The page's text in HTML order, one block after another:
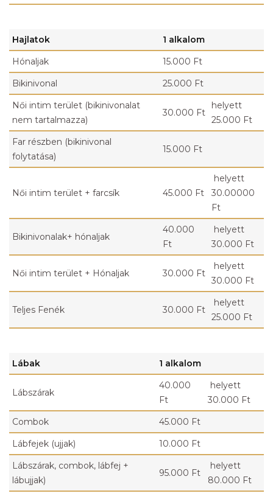
Hajlatok
1 alkalom
Hónaljak
15.000 Ft
Bikinivonal
25.000 Ft
Női intim terület (bikinivonalat
nem tartalmazza)
30.000 Ft
helyett
25.000 Ft
Far részben (bikinivonal
folytatása)
15.000 Ft
Női intim terület + farcsík 45.000 Ft
helyett
30.00000
Ft
Bikinivonalak+ hónaljak
40.000
Ft
helyett
30.000 Ft
Női intim terület + Hónaljak 30.000 Ft
helyett
30.000 Ft
Teljes Fenék 30.000 Ft
helyett
25.000 Ft
Lábak 1 alkalom
Lábszárak
40.000
Ft
helyett
30.000 Ft
Combok
45.000 Ft
Lábfejek (ujjak)
10.000 Ft
Lábszárak, combok, lábfej +
lábujjak)
95.000 Ft
helyett
80.000 Ft